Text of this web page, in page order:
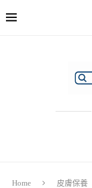
Home 皮膚保養